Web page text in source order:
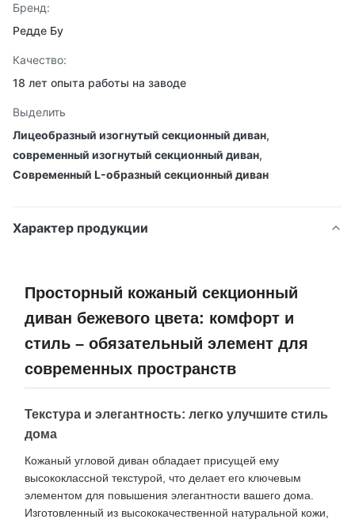
Бренд:
Редде Бу
Качество:
18 лет опыта работы на заводе
Выделить
Лицеобразный изогнутый секционный диван,
современный изогнутый секционный диван,
Современный L-образный секционный диван
Характер продукции
Просторный кожаный секционный
диван бежевого цвета: комфорт и
стиль – обязательный элемент для
современных пространств
Текстура и элегантность: легко улучшите стиль
дома
Кожаный угловой диван обладает присущей ему
высококлассной текстурой, что делает его ключевым
элементом для повышения элегантности вашего дома.
Изготовленный из высококачественной натуральной кожи,